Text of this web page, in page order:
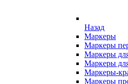
Назад
Маркеры
Маркеры
Маркеры
Маркеры
Маркеры-
Маркеры